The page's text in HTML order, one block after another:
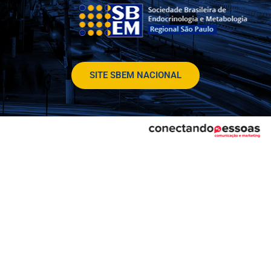
SITE SBEM NACIONAL